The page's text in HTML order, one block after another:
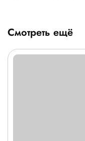
Смотреть ещё